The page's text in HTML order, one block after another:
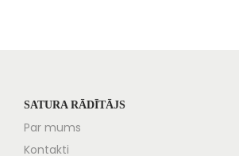
SATURA RĀDĪTĀJS
Par mums
Kontakti